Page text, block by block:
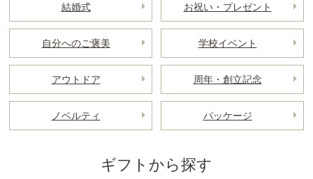
結婚式 お祝い・プレゼント
自分へのご褒美 学校イベント
アウトドア 周年・創立記念
ノベルティ パッケージ
ギフトから探す